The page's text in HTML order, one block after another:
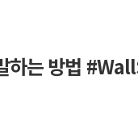
하는 방법